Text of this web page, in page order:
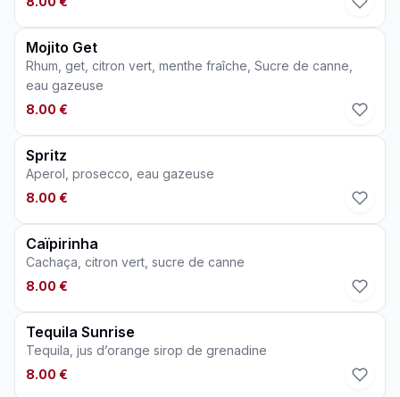
Mojito Get
Rhum, get, citron vert, menthe fraîche, Sucre de canne,
eau gazeuse
8.00 €
Spritz
Aperol, prosecco, eau gazeuse
8.00 €
Caïpirinha
Cachaça, citron vert, sucre de canne
8.00 €
Tequila Sunrise
Tequila, jus d’orange sirop de grenadine
8.00 €